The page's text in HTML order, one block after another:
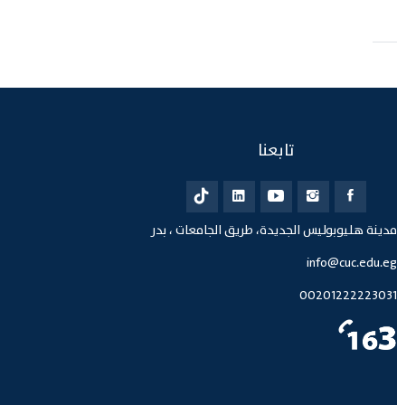
تابعنا
مدينة هليوبوليس الجديدة، طريق الجامعات ، بدر
info@cuc.edu.eg
00201222223031